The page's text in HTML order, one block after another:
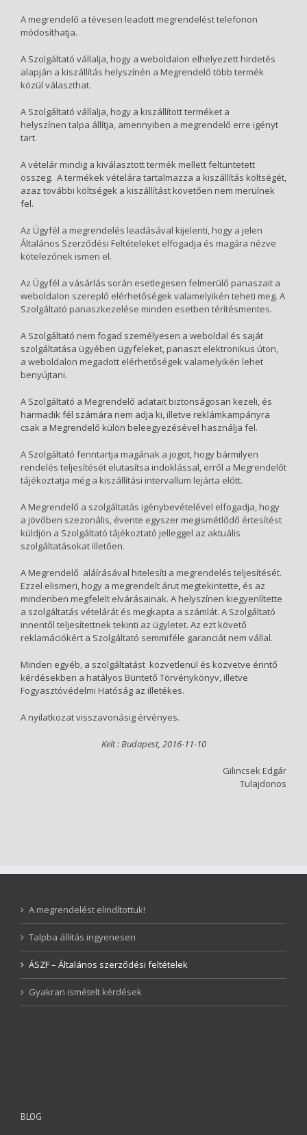
A megrendelő a tévesen leadott megrendelést telefonon
módosíthatja.
A Szolgáltató vállalja, hogy a weboldalon elhelyezett hirdetés
alapján a kiszállítás helyszínén a Megrendelő több termék
közül választhat.
A Szolgáltató vállalja, hogy a kiszállított terméket a
helyszínen talpa állítja, amennyiben a megrendelő erre igényt
tart.
A vételár mindig a kiválasztott termék mellett feltüntetett
összeg. A termékek vételára tartalmazza a kiszállítás költségét,
azaz további költségek a kiszállítást követően nem merülnek
fel.
Az Ügyfél a megrendelés leadásával kijelenti, hogy a jelen
Általános Szerződési Feltételeket elfogadja és magára nézve
kötelezőnek ismeri el.
Az Ügyfél a vásárlás során esetlegesen felmerülő panaszait a
weboldalon szereplő elérhetőségek valamelyikén teheti meg. A
Szolgáltató panaszkezelése minden esetben térítésmentes.
A Szolgáltató nem fogad személyesen a weboldal és saját
szolgáltatása ügyében ügyfeleket, panaszt elektronikus úton,
a weboldalon megadott elérhetőségek valamelyikén lehet
benyújtani.
A Szolgáltató a Megrendelő adatait biztonságosan kezeli, és
harmadik fél számára nem adja ki, illetve reklámkampányra
csak a Megrendelő külön beleegyezésével használja fel.
A Szolgáltató fenntartja magának a jogot, hogy bármilyen
rendelés teljesítését elutasítsa indoklással, erről a Megrendelőt
tájékoztatja még a kiszállítási intervallum lejárta előtt.
A Megrendelő a szolgáltatás igénybevételével elfogadja, hogy
a jövőben szezonális, évente egyszer megismétlődő értesítést
küldjön a Szolgáltató tájékoztató jelleggel az aktuális
szolgáltatásokat illetően.
A Megrendelő aláírásával hitelesíti a megrendelés teljesítését.
Ezzel elismeri, hogy a megrendelt árut megtekintette, és az
mindenben megfelelt elvárásainak. A helyszínen kiegyenlítette
a szolgáltatás vételárát és megkapta a számlát. A Szolgáltató
innentől teljesítettnek tekinti az ügyletet. Az ezt követő
reklamációkért a Szolgáltató semmiféle garanciát nem vállal.
Minden egyéb, a szolgáltatást közvetlenül és közvetve érintő
kérdésekben a hatályos Büntető Törvénykönyv, illetve
Fogyasztóvédelmi Hatóság az illetékes.
A nyilatkozat visszavonásig érvényes.
Kelt : Budapest, 2016-11-10
Gilincsek Edgár
Tulajdonos
A megrendelést elindítottuk!
Talpba állítás ingyenesen
ÁSZF – Általános szerződési feltételek
Gyakran ismételt kérdések
BLOG